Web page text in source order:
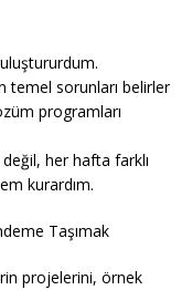
temel sorunları belirler
programları
her hafta farklı
kurardım.
Taşımak
projelerini, örnek